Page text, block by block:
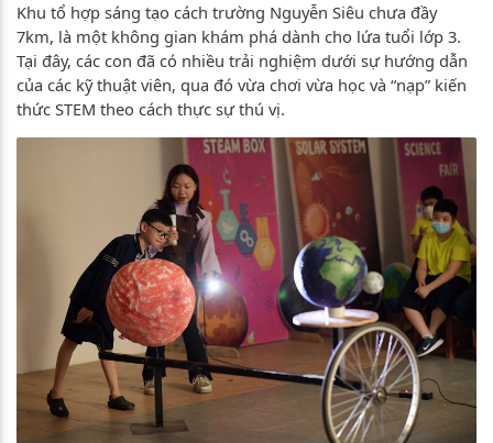
Khu tổ hợp sáng tạo cách trường Nguyễn Siêu chưa đầy
7km, là một không gian khám phá dành cho lứa tuổi lớp 3.
Tại đây, các con đã có nhiều trải nghiệm dưới sự hướng dẫn
của các kỹ thuật viên, qua đó vừa chơi vừa học và “nạp” kiến
thức STEM theo cách thực sự thú vị.